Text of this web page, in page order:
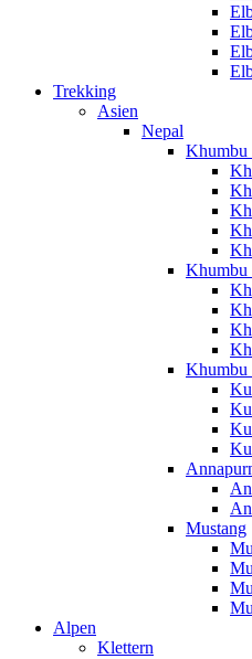
Trekking
Asien
Nepal
Khumbu
Khumbu
Khumbu
Mustang
Alpen
Klettern